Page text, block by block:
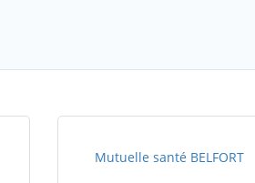
Mutuelle santé BELFORT